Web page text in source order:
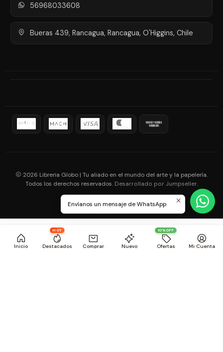
Inicio
HOT
Destacados Comprar Nuevo
10%OFF
Ofertas Mi Cuenta
56968033608
Bueras 439, Rancagua, Rancagua, O'Higgins, Chile
2026 Libreria Globo | Tu aliado en el mundo del arte y la papelería.
Todos los derechos reservados. Desarrollado por Jumpseller.
Envíanos un mensaje de WhatsApp